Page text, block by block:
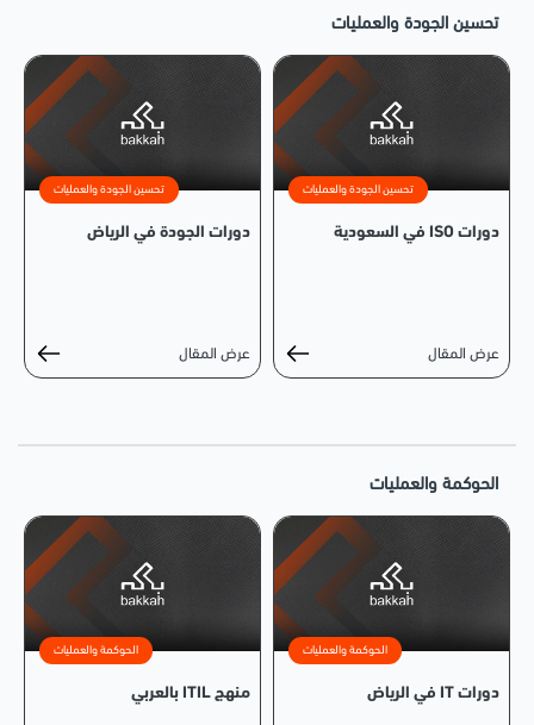
تحسين الجودة والعمليات
تحسين الجودة والعمليات
دورات ISO في السعودية
عرض المقال
تحسين الجودة والعمليات
دورات الجودة في الرياض
عرض المقال
الحوكمة والعمليات
الحوكمة والعمليات
دورات IT في الرياض
الحوكمة والعمليات
منهج ITIL بالعربي